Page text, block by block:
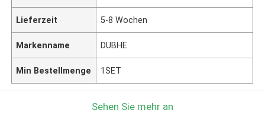
Lieferzeit 5-8 Wochen
Markenname DUBHE
Min Bestellmenge 1SET
Sehen Sie mehr an